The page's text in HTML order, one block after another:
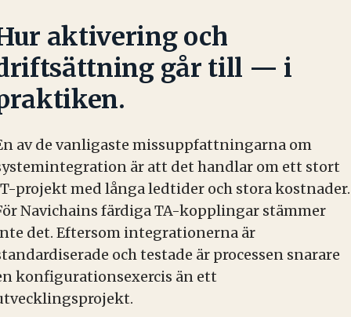
aktivering och
går till — i
av de vanligaste missuppfattningarna om
är att det handlar om ett stort
projekt med långa ledtider och stora kostnader.
Navichains färdiga TA-kopplingar stämmer
det. Eftersom integrationerna är
och testade är processen snarare
konfigurationsexercis än ett